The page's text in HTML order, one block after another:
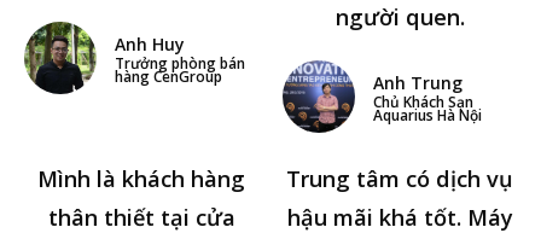
Anh Huy
Trưởng phòng bán
hàng CenGroup
người quen.
Anh Trung
Chủ Khách Sạn
Aquarius Hà Nội
Mình là khách hàng
thân thiết tại cửa
Trung tâm có dịch vụ
hậu mãi khá tốt. Máy